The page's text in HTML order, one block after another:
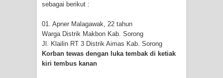
Marthen Medlama Sebut Pemprov
Papua Siapkan 1000 Kuota Beasiswa
Mace
sebagai berikut :
01. Apner Malagawak, 22 tahun
Warga Distrik Makbon Kab. Sorong
Jl. Klailin RT 3 Distrik Aimas Kab. Sorong
Korban tewas dengan luka tembak di ketiak
kiri tembus kanan